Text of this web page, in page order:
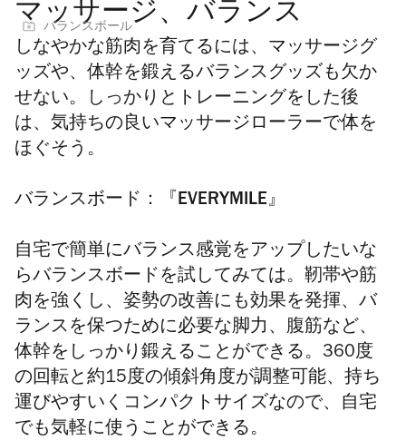
マッサージ、バランス
バランスボール
しなやかな筋肉を育てるには、マッサージグ
ッズや、体幹を鍛えるバランスグッズも欠か
せない。しっかりとトレーニングをした後
は、気持ちの良いマッサージローラーで体を
ほぐそう。
バランスボード：『EVERYMILE』
自宅で簡単にバランス感覚をアップしたいな
らバランスボードを試してみては。靭帯や筋
肉を強くし、姿勢の改善にも効果を発揮、バ
ランスを保つために必要な脚力、腹筋など、
体幹をしっかり鍛えることができる。360度
の回転と約15度の傾斜角度が調整可能、 持ち
運びやすいくコンパクトサイズなので、自宅
でも気軽に使うことができる。